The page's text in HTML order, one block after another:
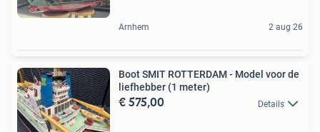
Arnhem 2 aug 26
Boot SMIT ROTTERDAM - Model voor de
liefhebber (1 meter)
€ 575,00 Details